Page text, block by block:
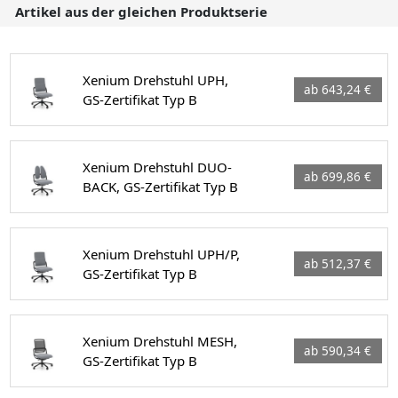
Artikel aus der gleichen Produktserie
Xenium Drehstuhl UPH,
GS-Zertifikat Typ B
ab 643,24 €
Xenium Drehstuhl DUO-
BACK, GS-Zertifikat Typ B
ab 699,86 €
Xenium Drehstuhl UPH/P,
GS-Zertifikat Typ B
ab 512,37 €
Xenium Drehstuhl MESH,
GS-Zertifikat Typ B
ab 590,34 €